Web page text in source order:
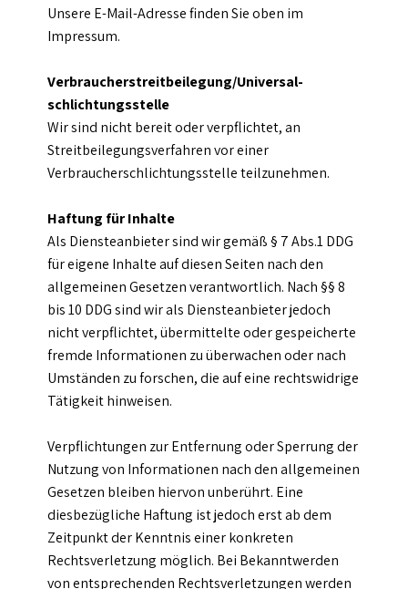
Unsere E-Mail-Adresse finden Sie oben im
Impressum.
Verbraucher­streit­beilegung/Universal­
schlichtungs­stelle
Wir sind nicht bereit oder verpflichtet, an
Streitbeilegungsverfahren vor einer
Verbraucherschlichtungsstelle teilzunehmen.
Haftung für Inhalte
Als Diensteanbieter sind wir gemäß § 7 Abs.1 DDG
für eigene Inhalte auf diesen Seiten nach den
allgemeinen Gesetzen verantwortlich. Nach §§ 8
bis 10 DDG sind wir als Diensteanbieter jedoch
nicht verpflichtet, übermittelte oder gespeicherte
fremde Informationen zu überwachen oder nach
Umständen zu forschen, die auf eine rechtswidrige
Tätigkeit hinweisen.
Verpflichtungen zur Entfernung oder Sperrung der
Nutzung von Informationen nach den allgemeinen
Gesetzen bleiben hiervon unberührt. Eine
diesbezügliche Haftung ist jedoch erst ab dem
Zeitpunkt der Kenntnis einer konkreten
Rechtsverletzung möglich. Bei Bekanntwerden
von entsprechenden Rechtsverletzungen werden